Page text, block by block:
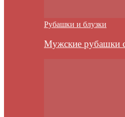
Рубашки и блузки
Мужские рубашки